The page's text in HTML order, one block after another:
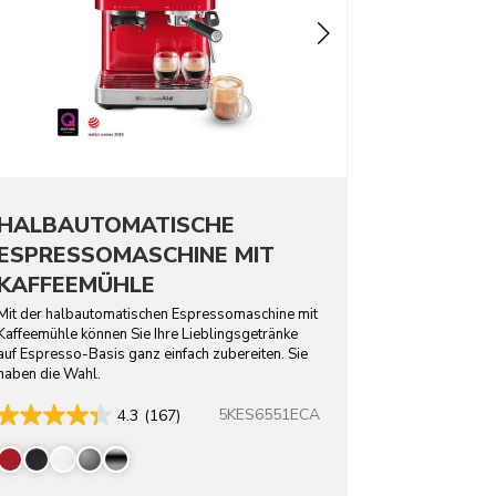
MIT
der halbautomatischen Espressomaschine mit
können Sie Ihre Lieblingsgetränke
Espresso-Basis ganz einfach zubereiten. Sie
die Wahl.
4.3 (167) 5KES6551ECA